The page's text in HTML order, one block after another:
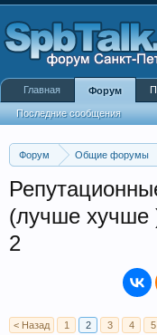
Форум Общие форумы
(лучше хучше
2
< Назад 1 2 3 4 5
Главная Форум
Последние сообщения